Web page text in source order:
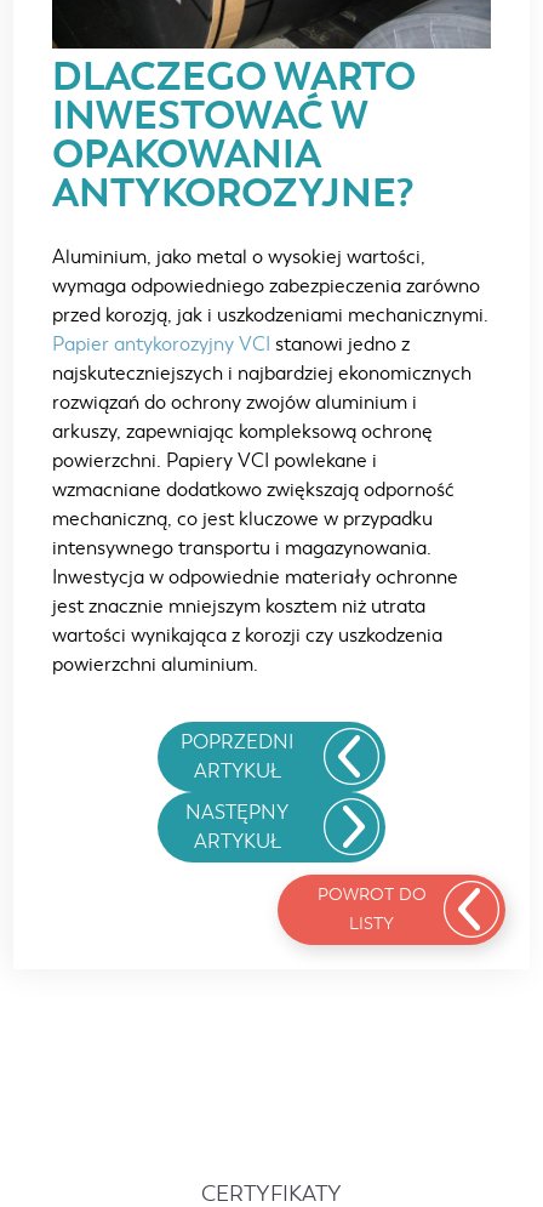
DLACZEGO WARTO
INWESTOWAĆ W
OPAKOWANIA
ANTYKOROZYJNE?
Aluminium, jako metal o wysokiej wartości,
wymaga odpowiedniego zabezpieczenia zarówno
przed korozją, jak i uszkodzeniami mechanicznymi.
Papier antykorozyjny VCI stanowi jedno z
najskuteczniejszych i najbardziej ekonomicznych
rozwiązań do ochrony zwojów aluminium i
arkuszy, zapewniając kompleksową ochronę
powierzchni. Papiery VCI powlekane i
wzmacniane dodatkowo zwiększają odporność
mechaniczną, co jest kluczowe w przypadku
intensywnego transportu i magazynowania.
Inwestycja w odpowiednie materiały ochronne
jest znacznie mniejszym kosztem niż utrata
wartości wynikająca z korozji czy uszkodzenia
powierzchni aluminium.
POPRZEDNI
ARTYKUŁ
NASTĘPNY
ARTYKUŁ
POWROT DO
LISTY
CERTYFIKATY